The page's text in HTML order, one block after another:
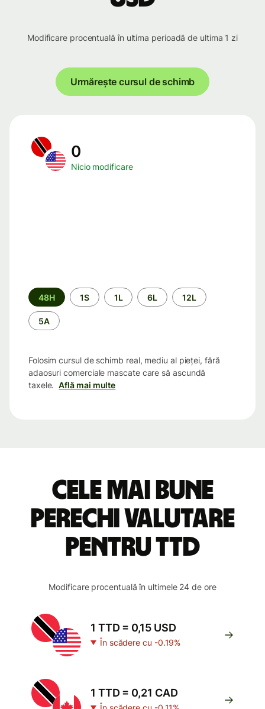
Modificare procentuală în ultima perioadă de ultima 1 zi
Urmărește cursul de schimb
0
Nicio modificare
Perioada
48H 1S 1L 6L 12L
5A
Folosim cursul de schimb real, mediu al pieței, fără
adaosuri comerciale mascate care să ascundă
taxele. Află mai multe
Cele mai bune
perechi valutare
pentru TTD
Modificare procentuală în ultimele 24 de ore
1 TTD = 0,15 USD
În scădere cu -0.19%
1 TTD = 0,21 CAD